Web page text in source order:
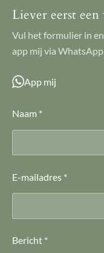
Liever eerst een
Vul het formulier in
app mij via
App mij
Naam *
E-mailadres *
Bericht *